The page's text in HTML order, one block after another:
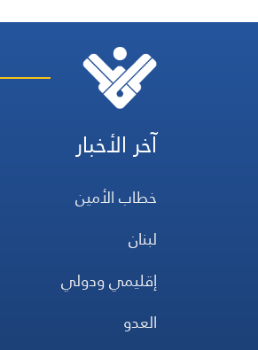
آخر الأخبار
خطاب الأمين
لبنان
إقليمي ودولي
العدو